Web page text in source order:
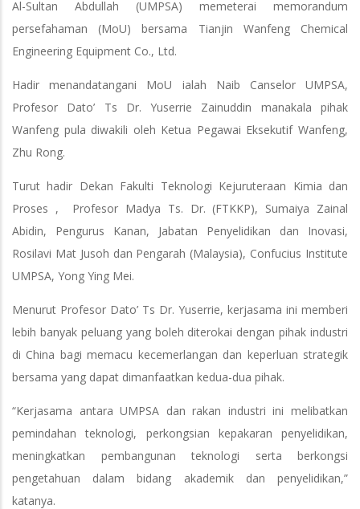
Al-Sultan Abdullah (UMPSA) memeterai memorandum
persefahaman (MoU) bersama Tianjin Wanfeng Chemical
Engineering Equipment Co., Ltd.
Hadir menandatangani MoU ialah Naib Canselor UMPSA,
Profesor Dato’ Ts Dr. Yuserrie Zainuddin manakala pihak
Wanfeng pula diwakili oleh Ketua Pegawai Eksekutif Wanfeng,
Zhu Rong.
Turut hadir Dekan Fakulti Teknologi Kejuruteraan Kimia dan
Proses , Profesor Madya Ts. Dr. (FTKKP), Sumaiya Zainal
Abidin, Pengurus Kanan, Jabatan Penyelidikan dan Inovasi,
Rosilavi Mat Jusoh dan Pengarah (Malaysia), Confucius Institute
UMPSA, Yong Ying Mei.
Menurut Profesor Dato’ Ts Dr. Yuserrie, kerjasama ini memberi
lebih banyak peluang yang boleh diterokai dengan pihak industri
di China bagi memacu kecemerlangan dan keperluan strategik
bersama yang dapat dimanfaatkan kedua-dua pihak.
“Kerjasama antara UMPSA dan rakan industri ini melibatkan
pemindahan teknologi, perkongsian kepakaran penyelidikan,
meningkatkan pembangunan teknologi serta berkongsi
pengetahuan dalam bidang akademik dan penyelidikan,”
katanya.